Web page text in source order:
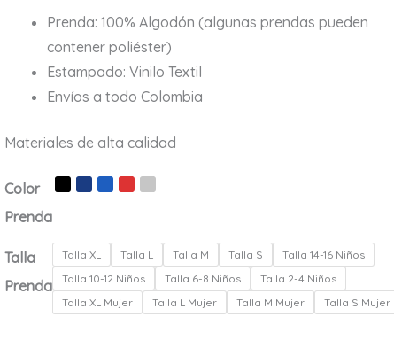
Prenda: 100% Algodón (algunas prendas pueden
contener poliéster)
Estampado: Vinilo Textil
Envíos a todo Colombia
Materiales de alta calidad
Color
Prenda
Talla
Prenda
Talla XL Talla L Talla M Talla S
Talla 14-16 Niños
Talla 10-12 Niños
Talla 6-8 Niños
Talla 2-4 Niños
Talla XL Mujer
Talla L Mujer Talla M Mujer Talla S Mujer